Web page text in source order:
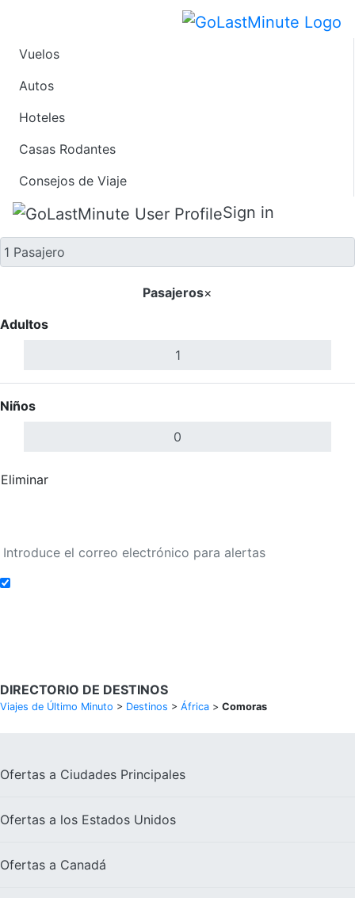
Vuelos
Autos
Hoteles
Casas Rodantes
Consejos de Viaje
Sign in
Solo ida
Pasajeros×
Adultos
Niños
Eliminar
DIRECTORIO DE DESTINOS
Viajes de Último Minuto > Destinos > África > Comoras
Ofertas a Ciudades Principales
Ofertas a los Estados Unidos
Ofertas a Canadá